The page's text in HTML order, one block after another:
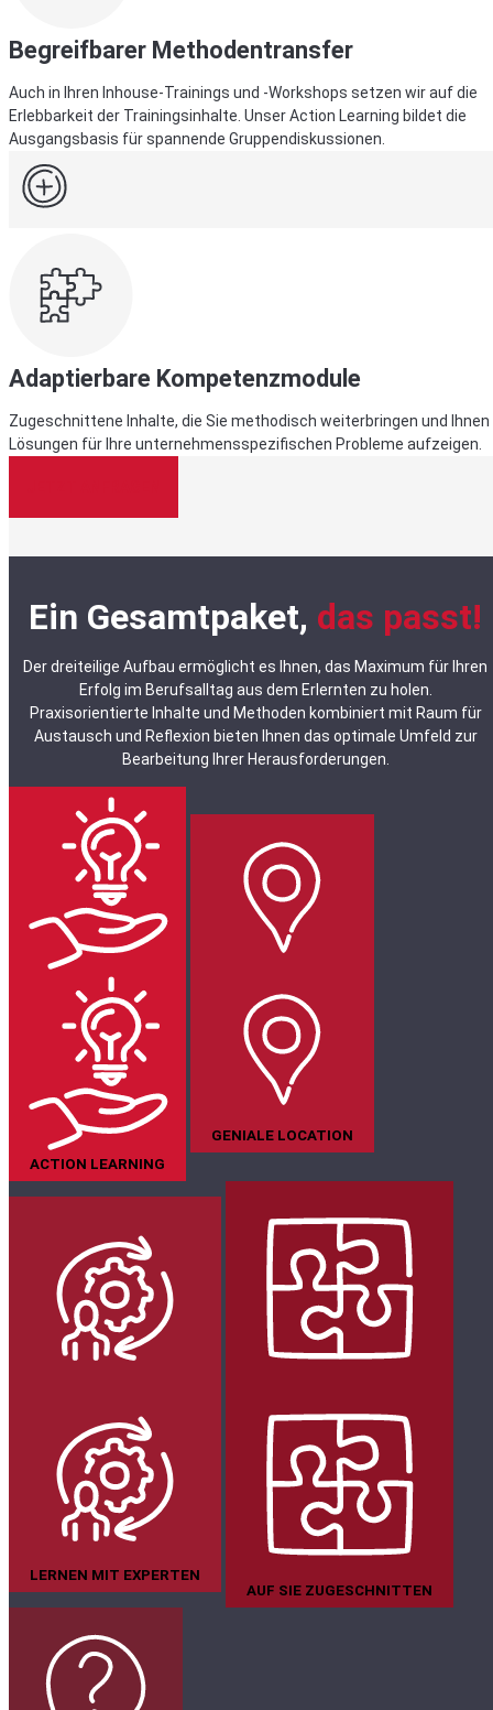
Begreifbarer Methodentransfer
Auch in Ihren Inhouse-Trainings und -Workshops setzen wir auf die
Erlebbarkeit der Trainingsinhalte. Unser Action Learning bildet die
Ausgangsbasis für spannende Gruppendiskussionen.
Adaptierbare Kompetenzmodule
Zugeschnittene Inhalte, die Sie methodisch weiterbringen und Ihnen
Lösungen für Ihre unternehmensspezifischen Probleme aufzeigen.
Ein Gesamtpaket, das passt!
Der dreiteilige Aufbau ermöglicht es Ihnen, das Maximum für Ihren
Erfolg im Berufsalltag aus dem Erlernten zu holen.
Praxisorientierte Inhalte und Methoden kombiniert mit Raum für
Austausch und Reflexion bieten Ihnen das optimale Umfeld zur
Bearbeitung Ihrer Herausforderungen.
ACTION LEARNING
GENIALE LOCATION
LERNEN MIT EXPERTEN
AUF SIE ZUGESCHNITTEN